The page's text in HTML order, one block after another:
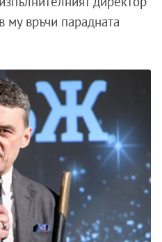
му връчи парадната